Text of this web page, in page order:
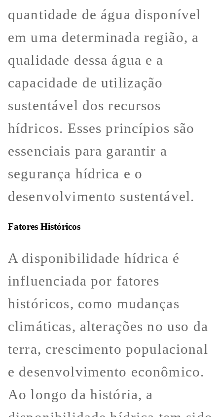
quantidade de água disponível
em uma determinada região, a
qualidade dessa água e a
capacidade de utilização
sustentável dos recursos
hídricos. Esses princípios são
essenciais para garantir a
segurança hídrica e o
desenvolvimento sustentável.
Fatores Históricos
A disponibilidade hídrica é
influenciada por fatores
históricos, como mudanças
climáticas, alterações no uso da
terra, crescimento populacional
e desenvolvimento econômico.
Ao longo da história, a